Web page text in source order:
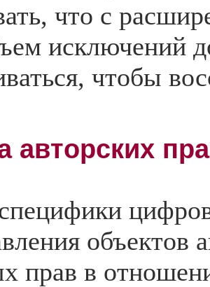
что с
исключений
чтобы
авторских
объектов
прав в